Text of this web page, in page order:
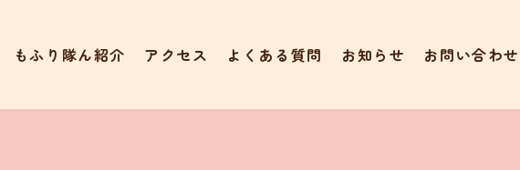
もふり隊ん紹介 アクセス よくある質問 お知らせ お問い合わせ